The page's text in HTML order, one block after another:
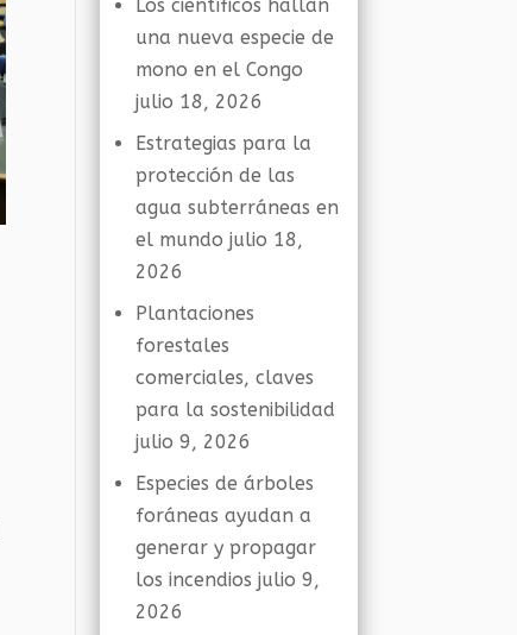
Los científicos hallan
una nueva especie de
mono en el Congo
julio 18, 2026
Estrategias para la
protección de las
agua subterráneas en
el mundo julio 18,
2026
Plantaciones
forestales
comerciales, claves
para la sostenibilidad
julio 9, 2026
Especies de árboles
foráneas ayudan a
generar y propagar
los incendios julio 9,
2026